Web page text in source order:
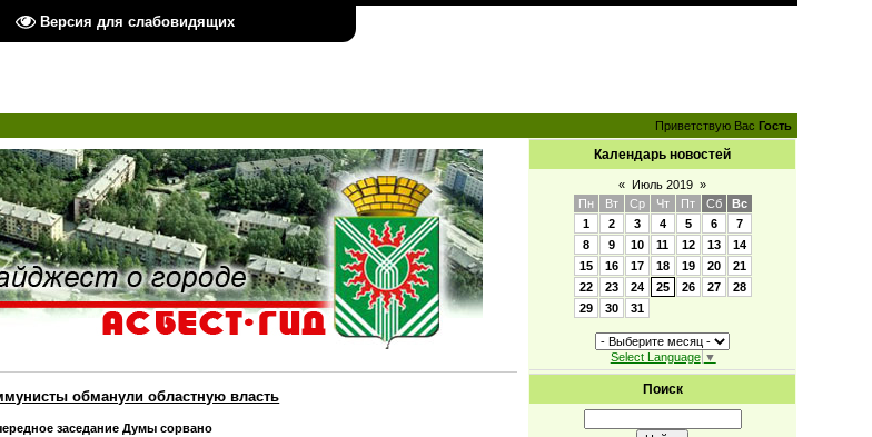
Версия для слабовидящих
Приветствую Вас Гость
обманули областную власть
заседание Думы сорвано
Календарь новостей
« Июль 2019 »
Пн
Вт Ср Чт Пт Сб
Вс
1
2 3 4 5 6
7
8
9 10 11 12 13
14
15
16 17 18 19 20
21
22
23 24 25 26 27
28
29
30 31
Select Language ▼
Поиск